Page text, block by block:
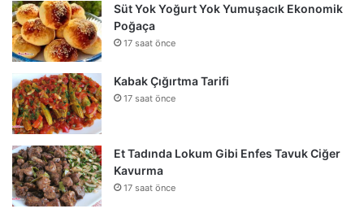
Süt Yok Yoğurt Yok Yumuşacık Ekonomik
Poğaça
17 saat önce
Kabak Çığırtma Tarifi
17 saat önce
Et Tadında Lokum Gibi Enfes Tavuk Ciğer
Kavurma
17 saat önce